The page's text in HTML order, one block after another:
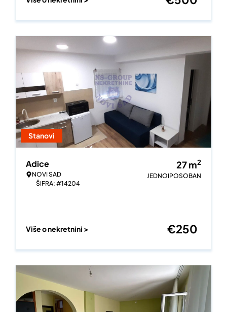
Stanovi
Adice
NOVI SAD
ŠIFRA: #14204
27m2
JEDNOIPOSOBAN
Više o nekretnini > €250